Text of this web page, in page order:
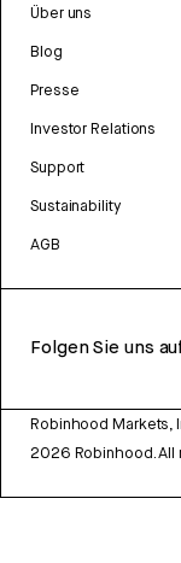
Über uns
Blog
Presse
Investor Relations
Support
Sustainability
AGB
Folgen Sie uns
Robinhood Markets,
2026 Robinhood.